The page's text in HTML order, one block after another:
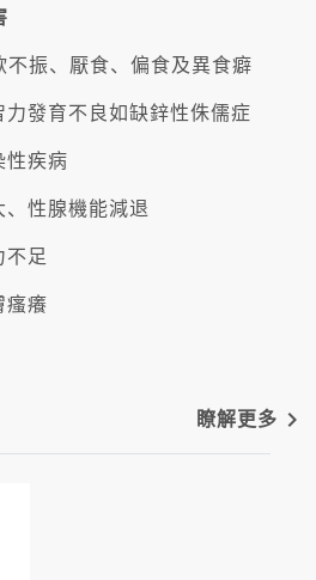
不振、厭食、偏食及異食癖
力發育不良如缺鋅性侏儒症
性疾病
、性腺機能減退
不足
瘙癢
瞭解更多 navigate_next